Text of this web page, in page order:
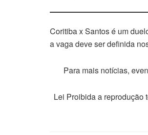
Coritiba x Santos é um
a vaga deve ser definida
Para mais notícias,
Lei Proibida a reprodução